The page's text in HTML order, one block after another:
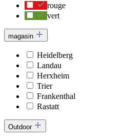
rouge
vert
magasin
Heidelberg
Landau
Herxheim
Trier
Frankenthal
Rastatt
Outdoor